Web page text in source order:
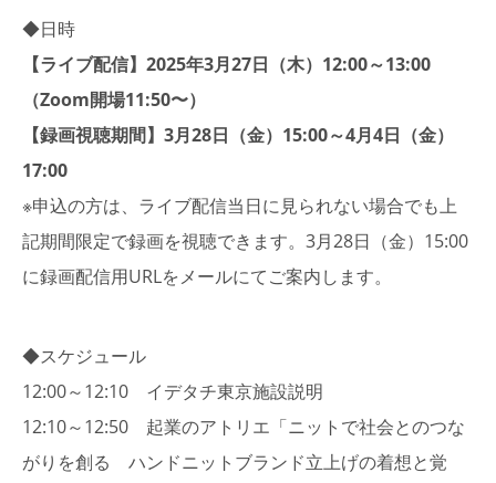
◆日時
【ライブ配信】2025年3月27日（木）12:00～13:00
（Zoom開場11:50〜）
【録画視聴期間】3月28日（金）15:00～4月4日（金）
17:00
※申込の方は、ライブ配信当日に見られない場合でも上
記期間限定で録画を視聴できます。3月28日（金）15:00
に録画配信用URLをメールにてご案内します。
◆スケジュール
12:00～12:10 イデタチ東京施設説明
12:10～12:50 起業のアトリエ「ニットで社会とのつな
がりを創る ハンドニットブランド立上げの着想と覚